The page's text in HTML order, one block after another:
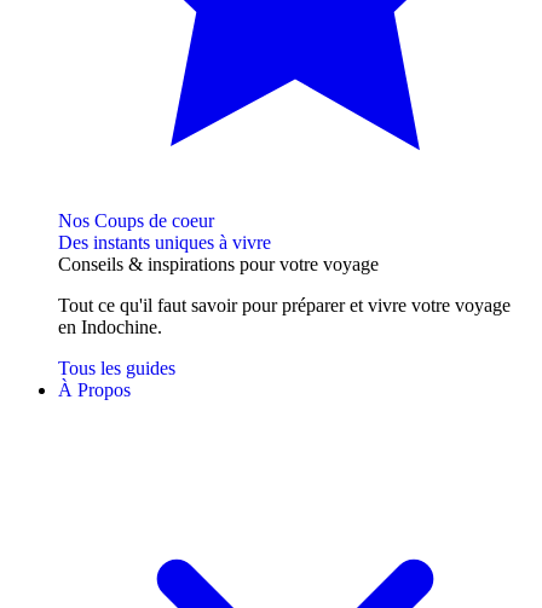
Nos Coups de coeur
Des instants uniques à vivre
Conseils & inspirations pour votre voyage
Tout ce qu'il faut savoir pour préparer et vivre votre voyage
en Indochine.
Tous les guides
À Propos